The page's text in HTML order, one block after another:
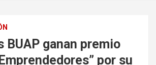
BUAP ganan premio
por su